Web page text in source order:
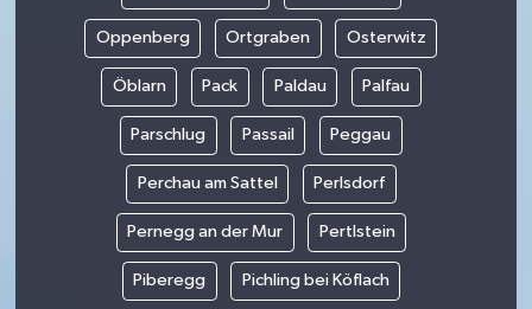
Oppenberg Ortgraben Osterwitz
Öblarn Pack Paldau Palfau
Parschlug Passail Peggau
Perchau am Sattel Perlsdorf
Pernegg an der Mur Pertlstein
Piberegg Pichling bei Köflach